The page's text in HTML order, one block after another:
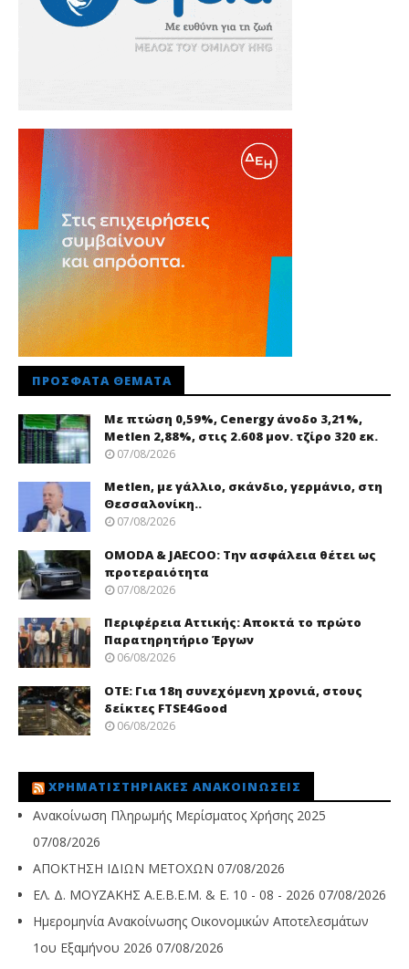
ΠΡΌΣΦΑΤΑ ΘΈΜΑΤΑ
Με πτώση 0,59%, Cenergy άνοδο 3,21%,
Metlen 2,88%, στις 2.608 μον. τζίρο 320 εκ.
07/08/2026
Metlen, με γάλλιο, σκάνδιο, γερμάνιο, στη
Θεσσαλονίκη..
07/08/2026
OMODA & JAECOO: Την ασφάλεια θέτει ως
προτεραιότητα
07/08/2026
Περιφέρεια Αττικής: Αποκτά το πρώτο
Παρατηρητήριο Έργων
06/08/2026
ΟΤΕ: Για 18η συνεχόμενη χρονιά, στους
δείκτες FTSE4Good
06/08/2026
ΧΡΗΜΑΤΙΣΤΗΡΙΑΚΈΣ ΑΝΑΚΟΙΝΏΣΕΙΣ
Ανακοίνωση Πληρωμής Μερίσματος Χρήσης 2025
07/08/2026
ΑΠΟΚΤΗΣΗ ΙΔΙΩΝ ΜΕΤΟΧΩΝ 07/08/2026
ΕΛ. Δ. ΜΟΥΖΑΚΗΣ Α.Ε.Β.Ε.Μ. & Ε. 10 - 08 - 2026 07/08/2026
Ημερομηνία Ανακοίνωσης Οικονομικών Αποτελεσμάτων
1ου Εξαμήνου 2026 07/08/2026